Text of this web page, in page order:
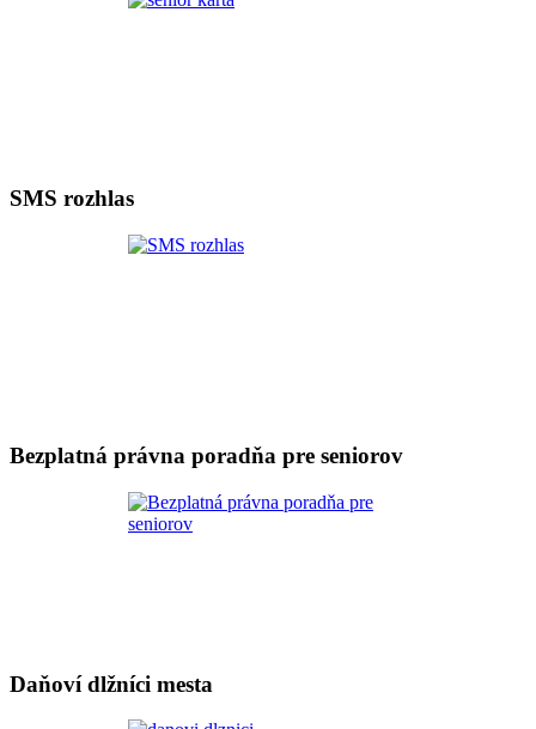
SMS rozhlas
Bezplatná právna poradňa pre seniorov
Daňoví dlžníci mesta